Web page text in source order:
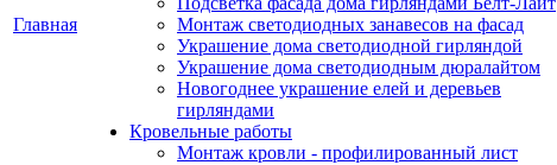
Главная
Монтаж светодиодных занавесов на фасад
Украшение дома светодиодной гирляндой
Украшение дома светодиодным дюралайтом
Новогоднее украшение елей и деревьев
гирляндами
Кровельные работы
Монтаж кровли - профилированный лист